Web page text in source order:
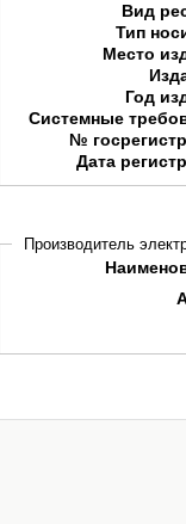
Вид
Тип
Место
Год
Системные
№
Дата
Производитель